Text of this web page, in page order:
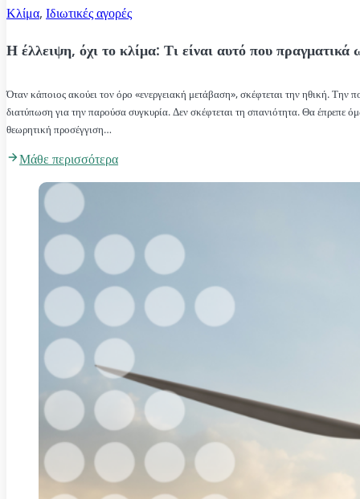
Κλίμα, Ιδιωτικές αγορές
Η έλλειψη, όχι το κλίμα: Τι είναι αυτό που πραγματικά
Όταν κάποιος ακούει τον όρο «ενεργειακή μετάβαση», σκέφτεται την ηθική. Την
διατύπωση για την παρούσα συγκυρία. Δεν σκέφτεται τη σπανιότητα. Θα έπρεπε
θεωρητική προσέγγιση…
Μάθε περισσότερα